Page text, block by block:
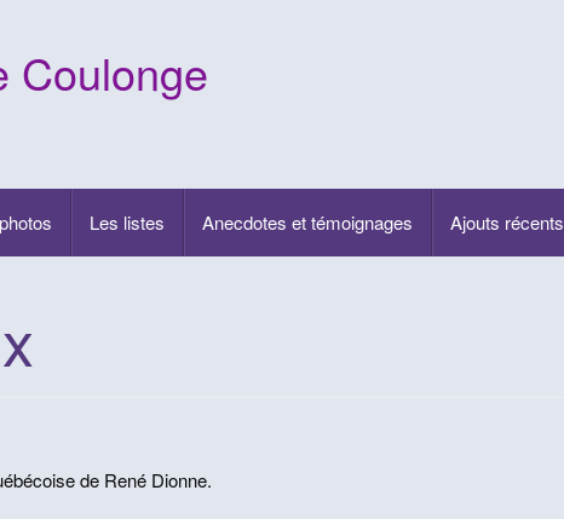
Coulonge
Les listes Anecdotes et témoignages Ajouts récents
de René Dionne.